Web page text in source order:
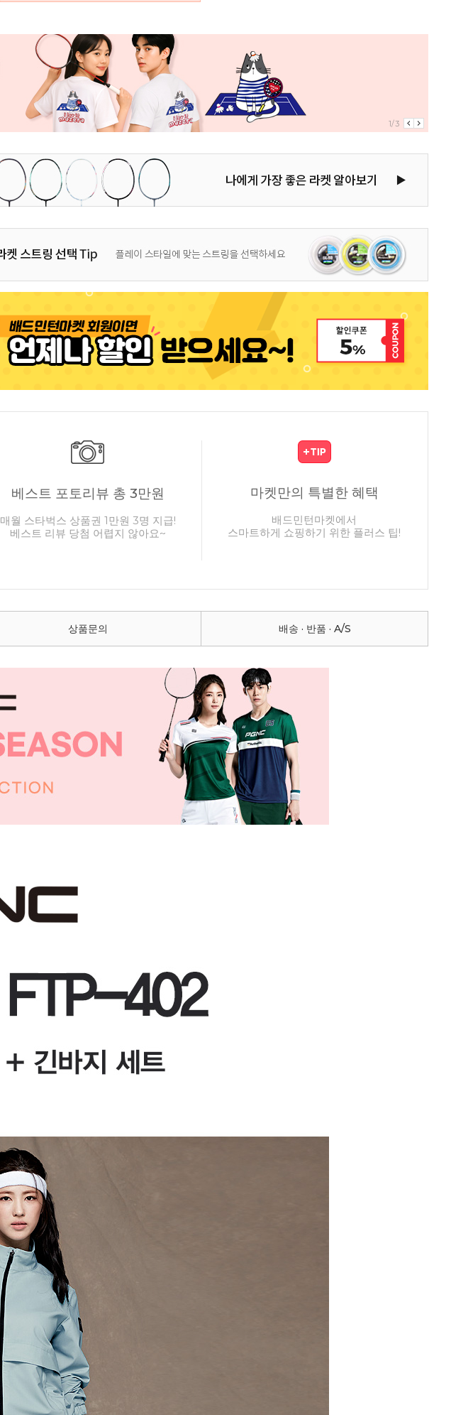
1/3
베스트 포토리뷰 총 3만원
매월 스타벅스 상품권 1만원 3명 지급!
베스트 리뷰 당첨 어렵지 않아요~
마켓만의 특별한 혜택
배드민턴마켓에서
스마트하게 쇼핑하기 위한 플러스 팁!
상품문의 배송 · 반품 · A/S